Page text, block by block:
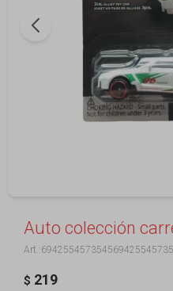
Auto colección
$ 219